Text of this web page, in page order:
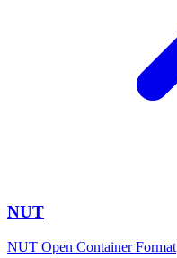
NUT
NUT Open Container Format